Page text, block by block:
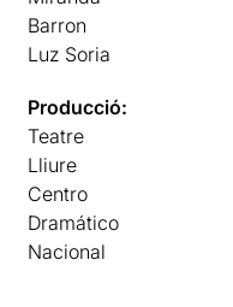
Barron
Luz Soria
Producció:
Teatre
Lliure
Centro
Dramático
Nacional